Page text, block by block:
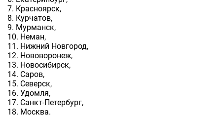
7. Красноярск,
8. Курчатов,
9. Мурманск,
10. Неман,
11. Нижний Новгород,
12. Нововоронеж,
13. Новосибирск,
14. Саров,
15. Северск,
16. Удомля,
17. Санкт-Петербург,
18. Москва.